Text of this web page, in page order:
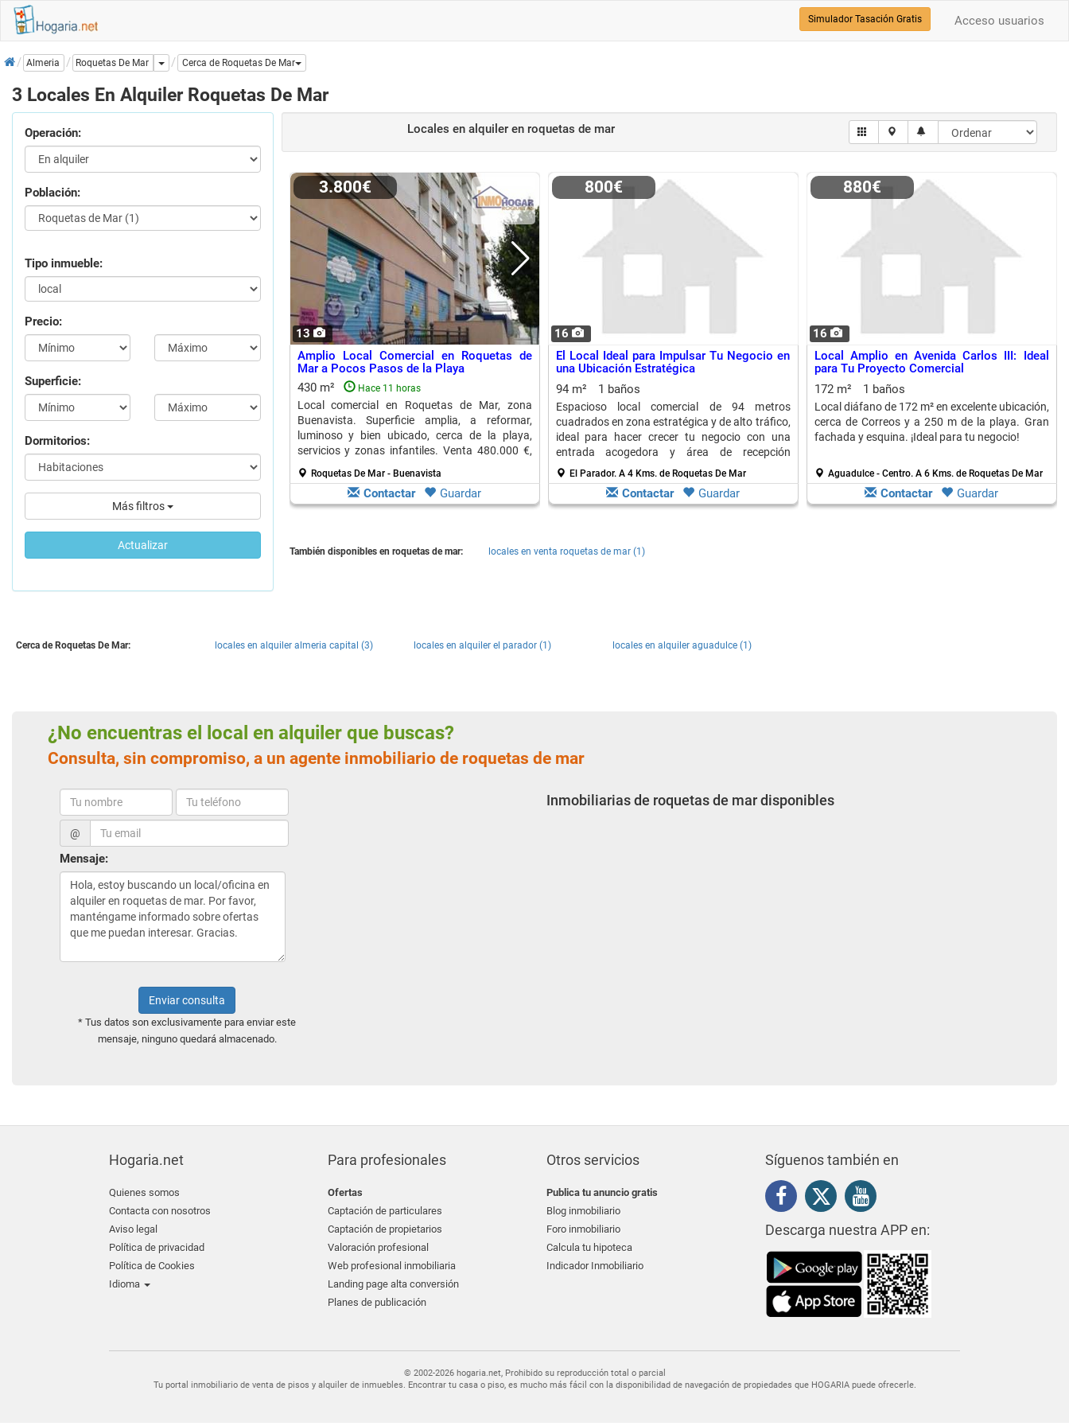
Acceso usuarios
Simulador Tasación Gratis
InicioAlmeria Roquetas De Mar Dropdown
Cerca de Roquetas De Mar
3 Locales En Alquiler Roquetas De Mar
Operación:
Población:
Tipo inmueble:
Precio:
Superficie:
Dormitorios:
Más filtros
Actualizar
Locales en alquileren roquetas de mar
13
3.800€
Amplio Local Comercial en Roquetas de
Mar a Pocos Pasos de la Playa
430 m²
Hace 11 horas
Local comercial en Roquetas de Mar, zona
Buenavista. Superficie amplia, a reformar,
luminoso y bien ubicado, cerca de la playa,
servicios y zonas infantiles. Venta 480.000 €,
alquiler 3.800 €/mes.
Roquetas De Mar - Buenavista
Contactar Guardar
16
800€
El Local Ideal para Impulsar Tu Negocio en
una Ubicación Estratégica
94 m²
1 baños
Espacioso local comercial de 94 metros
cuadrados en zona estratégica y de alto tráfico,
ideal para hacer crecer tu negocio con una
entrada acogedora y área de recepción
profesional.
El Parador. A 4 Kms. de Roquetas De Mar
Contactar Guardar
16
880€
Local Amplio en Avenida Carlos III: Ideal
para Tu Proyecto Comercial
172 m²
1 baños
Local diáfano de 172 m² en excelente ubicación,
cerca de Correos y a 250 m de la playa. Gran
fachada y esquina. ¡Ideal para tu negocio!
Aguadulce - Centro. A 6 Kms. de Roquetas De Mar
Contactar Guardar
También disponibles en roquetas de mar: locales en venta roquetas de mar (1)
Cerca de Roquetas De Mar: locales en alquiler almeria capital (3) locales en alquiler el parador (1) locales en alquiler aguadulce (1)
¿No encuentras el local en alquiler que buscas?
Consulta, sin compromiso, a un agente inmobiliario de roquetas de mar
@
Mensaje:
Enviar consulta
* Tus datos son exclusivamente para enviar este
mensaje, ninguno quedará almacenado.
Inmobiliarias de roquetas de mar disponibles
Hogaria.net
Quienes somos
Contacta con nosotros
Aviso legal
Política de privacidad
Política de Cookies
Idioma
Para profesionales
Ofertas
Captación de particulares
Captación de propietarios
Valoración profesional
Web profesional inmobiliaria
Landing page alta conversión
Planes de publicación
Otros servicios
Publica tu anuncio gratis
Blog inmobiliario
Foro inmobiliario
Calcula tu hipoteca
Indicador Inmobiliario
Síguenos también en
Descarga nuestra APP en:
© 2002-2026 hogaria.net, Prohibido su reproducción total o parcial
Tu portal inmobiliario de venta de pisos y alquiler de inmuebles. Encontrar tu casa o piso, es mucho más fácil con la disponibilidad de navegación de propiedades que HOGARIA puede ofrecerle.